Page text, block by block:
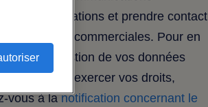
nos prestations et prendre contact
à des fins commerciales. Pour en
sur la gestion de vos données
et pour exercer vos droits,
vous à lanotification concernant le